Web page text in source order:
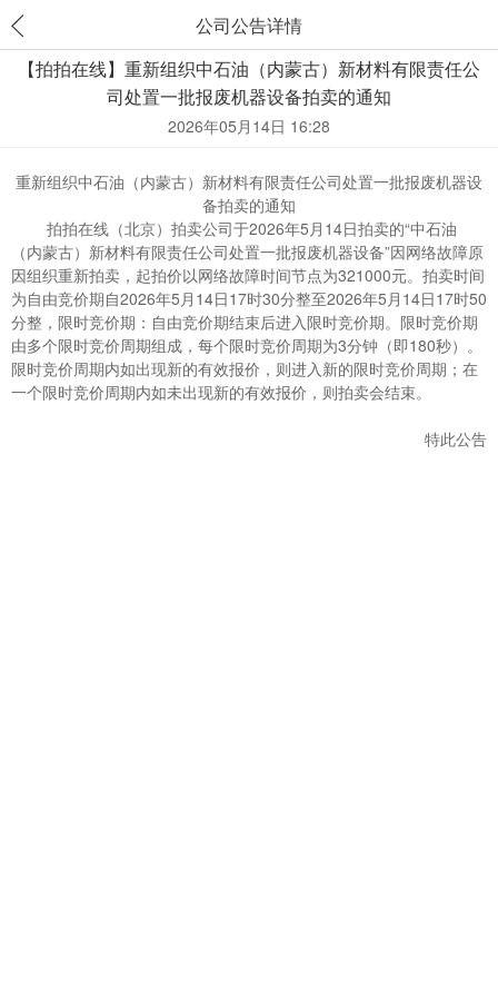
公司公告详情
【拍拍在线】重新组织中石油（内蒙古）新材料有限责任公
司处置一批报废机器设备拍卖的通知
2026年05月14日 16:28
重新组织中石油（内蒙古）新材料有限责任公司处置一批报废机器设
备拍卖的通知
拍拍在线（北京）拍卖公司于2026年5月14日拍卖的“中石油
（内蒙古）新材料有限责任公司处置一批报废机器设备”因网络故障原
因组织重新拍卖，起拍价以网络故障时间节点为321000元。拍卖时间
为自由竞价期自2026年5月14日17时30分整至2026年5月14日17时50
分整，限时竞价期：自由竞价期结束后进入限时竞价期。限时竞价期
由多个限时竞价周期组成，每个限时竞价周期为3分钟（即180秒）。
限时竞价周期内如出现新的有效报价，则进入新的限时竞价周期；在
一个限时竞价周期内如未出现新的有效报价，则拍卖会结束。
特此公告